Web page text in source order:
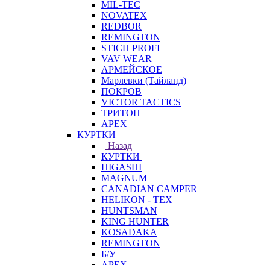
MIL-TEC
NOVATEX
REDBOR
REMINGTON
STICH PROFI
VAV WEAR
АРМЕЙСКОЕ
Марлевки (Тайланд)
ПОКРОВ
VICTOR TACTICS
ТРИТОН
APEX
КУРТКИ
Назад
КУРТКИ
HIGASHI
MAGNUM
CANADIAN CAMPER
HELIKON - TEX
HUNTSMAN
KING HUNTER
KOSADAKA
REMINGTON
Б/У